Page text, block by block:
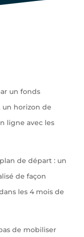
un fonds
un horizon de
ligne avec les
de départ : un
de façon
les 4 mois de
de mobiliser